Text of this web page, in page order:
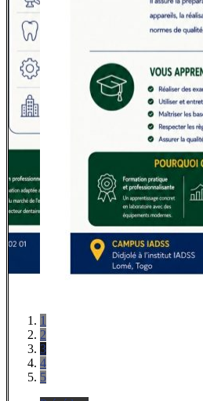
1
2
3
4
5